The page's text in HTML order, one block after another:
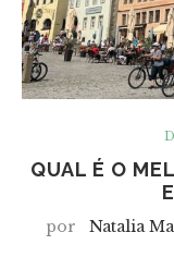
QUAL É O
por Natalia